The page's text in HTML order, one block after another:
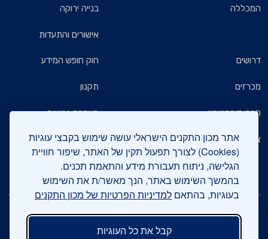
אתר מכון התקנים הישראלי עושה שימוש בקבצי עוגיות
(Cookies) לצורך תפעול תקין של האתר, שיפור חוויית
הגלישה, ניתוח תעבורת מידע והתאמת תכנים.
בהמשך השימוש באתר, הנך מאשר/ת את השימוש
בעוגיות, בהתאם למדיניות הפרטיות של מכון התקנים
קבל את כל העוגיות
המכללה בנייה ירוקה
אישורים והתעדות
דרושים
מכרזים
חברי דירקטוריון
צרו קשר
חוק חופש המידע
תקנון
הצהרת נגישות
מדיניות הגנת הפרטיות
שאלות ותשובות כלליות
עיקבו אחרינו